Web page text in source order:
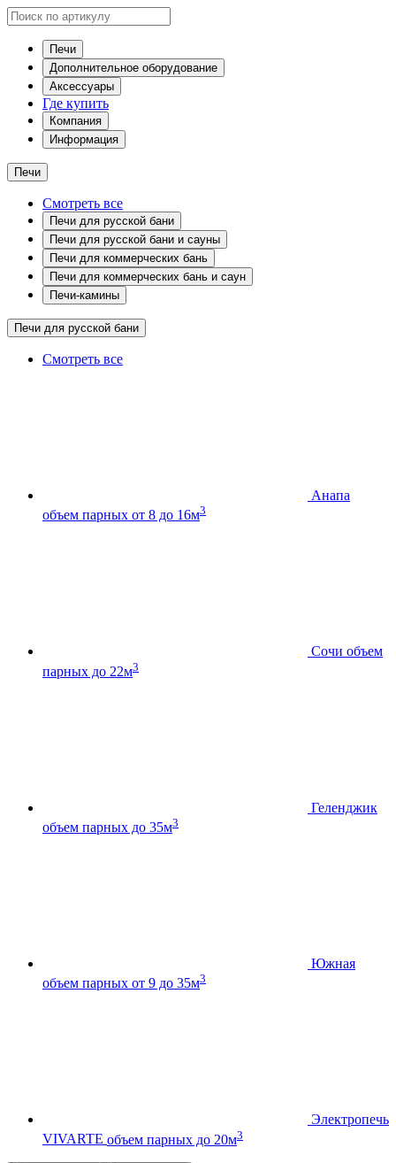
Печи
Дополнительное оборудование
Аксессуары
Где купить
Компания
Информация
Печи
Смотреть все
Печи для русской бани
Печи для русской бани и сауны
Печи для коммерческих бань
Печи для коммерческих бань и саун
Печи-камины
Печи для русской бани
Смотреть все
Анапа
объем парных от 8 до 16м3
Сочи объем
парных до 22м3
Геленджик
объем парных до 35м3
Южная
объем парных от 9 до 35м3
Электропечь
VIVARTE объем парных до 20м3